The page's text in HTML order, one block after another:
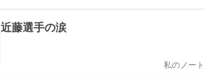
近藤選手の涙
私のノート